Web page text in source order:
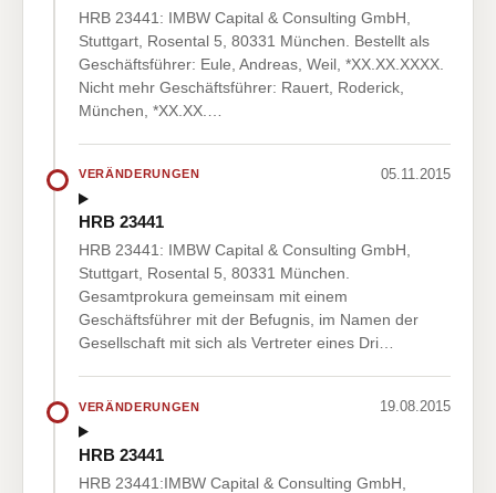
HRB 23441: IMBW Capital & Consulting GmbH,
Stuttgart, Rosental 5, 80331 München. Bestellt als
Geschäftsführer: Eule, Andreas, Weil, *XX.XX.XXXX.
Nicht mehr Geschäftsführer: Rauert, Roderick,
München, *XX.XX.…
VERÄNDERUNGEN 05.11.2015
HRB 23441
HRB 23441: IMBW Capital & Consulting GmbH,
Stuttgart, Rosental 5, 80331 München.
Gesamtprokura gemeinsam mit einem
Geschäftsführer mit der Befugnis, im Namen der
Gesellschaft mit sich als Vertreter eines Dri…
VERÄNDERUNGEN 19.08.2015
HRB 23441
HRB 23441:IMBW Capital & Consulting GmbH,